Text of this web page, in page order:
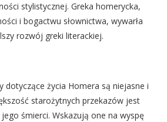
stylistycznej. Greka homerycka,
i bogactwu słownictwa, wywarła
rozwój greki literackiej.
dotyczące życia Homera są niejasne i
starożytnych przekazów jest
śmierci. Wskazują one na wyspę